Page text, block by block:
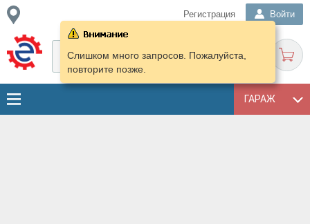
Регистрация Войти
ГАРАЖ
Слишком много запросов. Пожалуйста,
повторите позже.